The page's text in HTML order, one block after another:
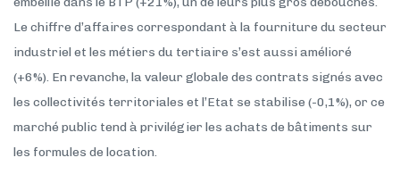
Le chiffre d’affaires correspondant à la fourniture du secteur
industriel et les métiers du tertiaire s’est aussi amélioré
(+6%). En revanche, la valeur globale des contrats signés avec
les collectivités territoriales et l’Etat se stabilise (-0,1%), or ce
marché public tend à privilégier les achats de bâtiments sur
les formules de location.